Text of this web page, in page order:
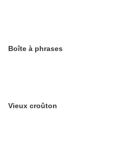
Boîte à phrases
Vieux croûton